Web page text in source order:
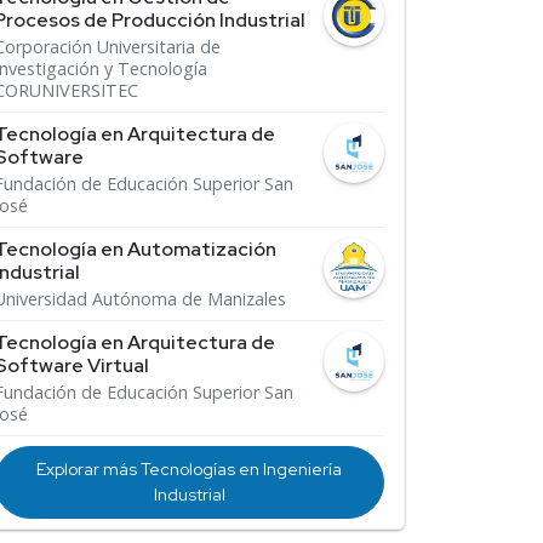
de Producción Industrial
Universitaria de
y Tecnología
en Arquitectura de
de Educación Superior San
en Automatización
Autónoma de Manizales
en Arquitectura de
Virtual
de Educación Superior San
Explorar más Tecnologías en Ingeniería
Industrial